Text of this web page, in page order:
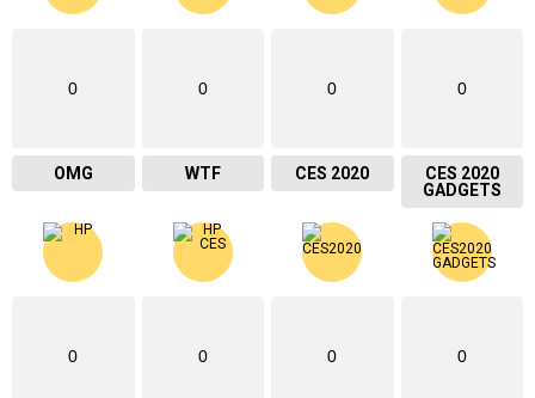
0
OMG
0
WTF
0
CES 2020
0
CES 2020
GADGETS
0 0 0 0